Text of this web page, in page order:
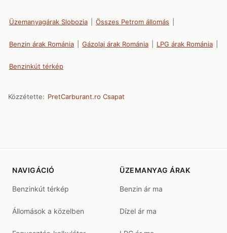
Üzemanyagárak Slobozia Összes Petrom állomás
Benzin árak Románia Gázolaj árak Románia LPG árak Románia
Benzinkút térkép
Közzétette: PretCarburant.ro Csapat
NAVIGÁCIÓ
Benzinkút térkép
Állomások a közelben
ÜZEMANYAG ÁRAK
Benzin ár ma
Dízel ár ma